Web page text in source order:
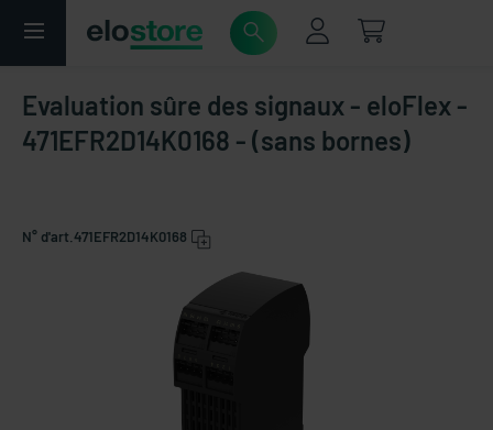
Evaluation sûre des signaux - eloFlex -
471EFR2D14K0168 - (sans bornes)
N° d'art. 471EFR2D14K0168